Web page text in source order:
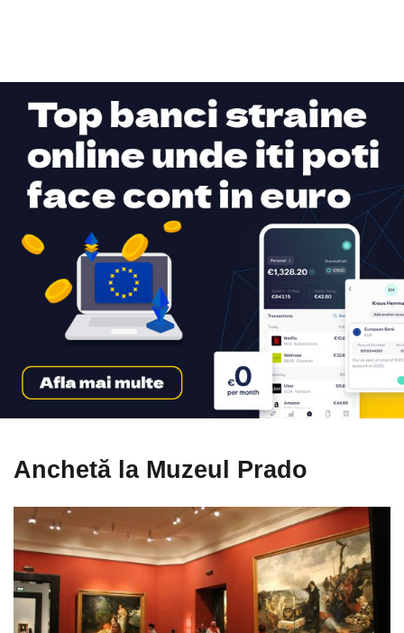
Anchetă la Muzeul Prado